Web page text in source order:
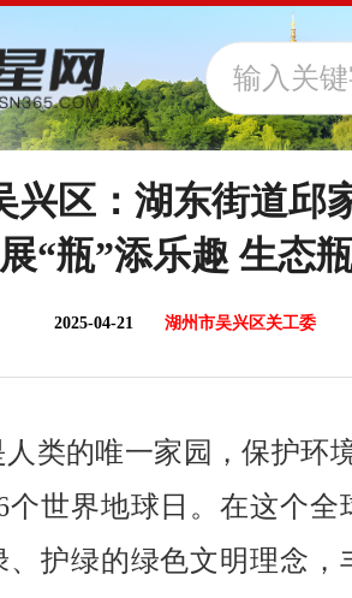
兴区：湖东街道邱
“瓶”添乐趣 生态
2025-04-21 湖州市吴兴区关工委
人类的唯一家园，保护环
个世界地球日。在这个
、护绿的绿色文明理念